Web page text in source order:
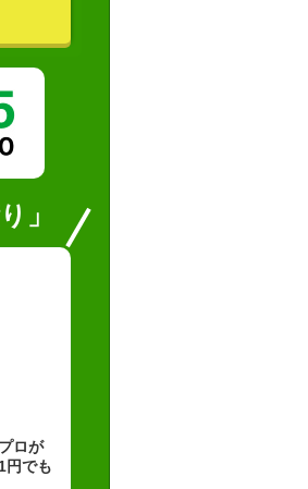
」
ロが
円でも